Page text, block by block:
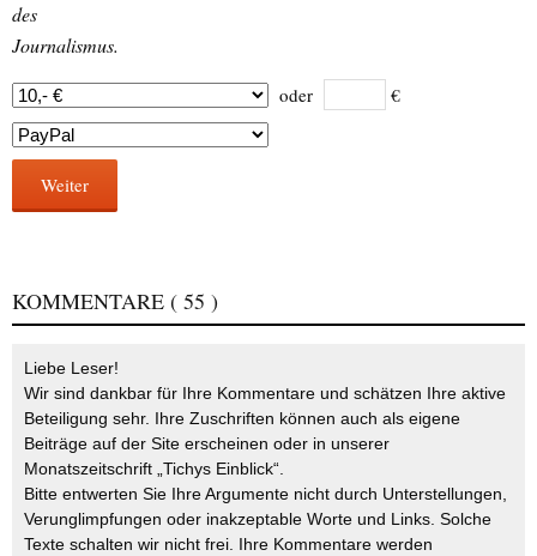
des
Journalismus.
oder €
Weiter
KOMMENTARE ( 55 )
Liebe Leser!
Wir sind dankbar für Ihre Kommentare und schätzen Ihre aktive
Beteiligung sehr. Ihre Zuschriften können auch als eigene
Beiträge auf der Site erscheinen oder in unserer
Monatszeitschrift „Tichys Einblick“.
Bitte entwerten Sie Ihre Argumente nicht durch Unterstellungen,
Verunglimpfungen oder inakzeptable Worte und Links. Solche
Texte schalten wir nicht frei. Ihre Kommentare werden